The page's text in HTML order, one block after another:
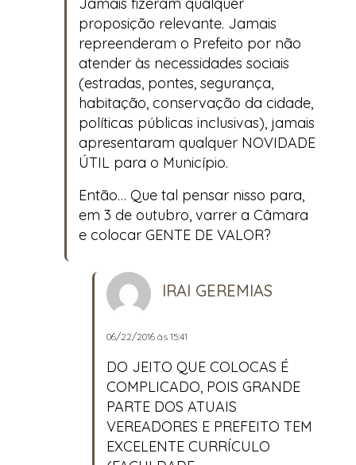
Jamais fizeram qualquer
proposição relevante. Jamais
repreenderam o Prefeito por não
atender às necessidades sociais
(estradas, pontes, segurança,
habitação, conservação da cidade,
políticas públicas inclusivas), jamais
apresentaram qualquer NOVIDADE
ÚTIL para o Município.
Então… Que tal pensar nisso para,
em 3 de outubro, varrer a Câmara
e colocar GENTE DE VALOR?
IRAI GEREMIAS
06/22/2016 às 15:41
DO JEITO QUE COLOCAS É
COMPLICADO, POIS GRANDE
PARTE DOS ATUAIS
VEREADORES E PREFEITO TEM
EXCELENTE CURRÍCULO